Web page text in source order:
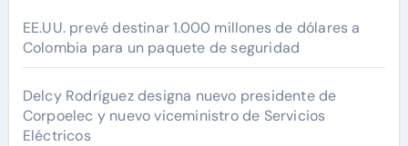
EE.UU. prevé destinar 1.000 millones de dólares a
Colombia para un paquete de seguridad
Delcy Rodríguez designa nuevo presidente de
Corpoelec y nuevo viceministro de Servicios
Eléctricos